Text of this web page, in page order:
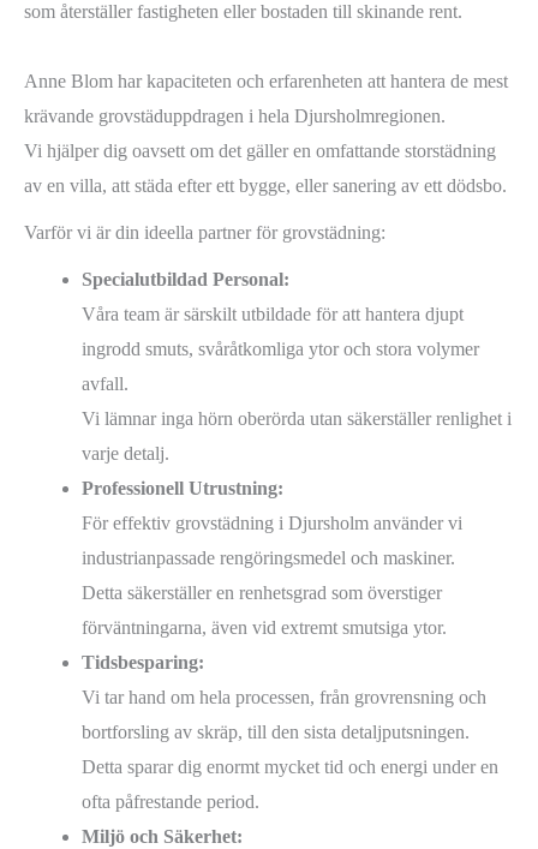
som återställer fastigheten eller bostaden till skinande rent.
Anne Blom har kapaciteten och erfarenheten att hantera de mest
krävande grovstäduppdragen i hela Djursholmregionen.
Vi hjälper dig oavsett om det gäller en omfattande storstädning
av en villa, att städa efter ett bygge, eller sanering av ett dödsbo.
Varför vi är din ideella partner för grovstädning:
Specialutbildad Personal:
Våra team är särskilt utbildade för att hantera djupt
ingrodd smuts, svåråtkomliga ytor och stora volymer
avfall.
Vi lämnar inga hörn oberörda utan säkerställer renlighet i
varje detalj.
Professionell Utrustning:
För effektiv grovstädning i Djursholm använder vi
industrianpassade rengöringsmedel och maskiner.
Detta säkerställer en renhetsgrad som överstiger
förväntningarna, även vid extremt smutsiga ytor.
Tidsbesparing:
Vi tar hand om hela processen, från grovrensning och
bortforsling av skräp, till den sista detaljputsningen.
Detta sparar dig enormt mycket tid och energi under en
ofta påfrestande period.
Miljö och Säkerhet: